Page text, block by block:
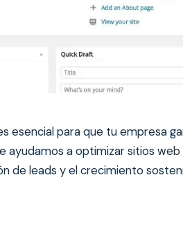
esencial para que tu empresa
ayudamos a optimizar sitios
de leads y el crecimiento